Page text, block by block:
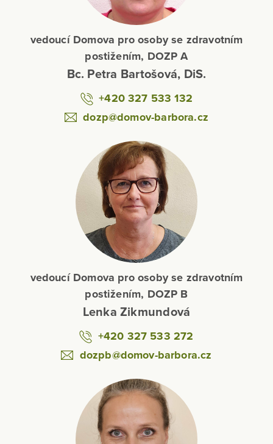
vedoucí Domova pro osoby se zdravotním
postižením, DOZP A
Bc. Petra Bartošová, DiS.
+420 327 533 132
dozp@domov-barbora.cz
vedoucí Domova pro osoby se zdravotním
postižením, DOZP B
Lenka Zikmundová
+420 327 533 272
dozpb@domov-barbora.cz